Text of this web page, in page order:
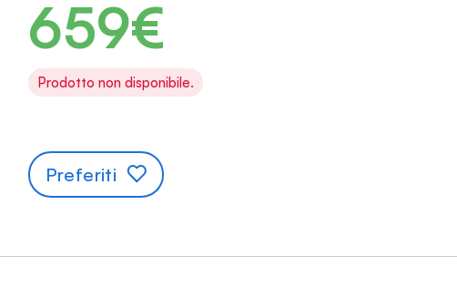
659€
Prodotto non disponibile.
Preferiti